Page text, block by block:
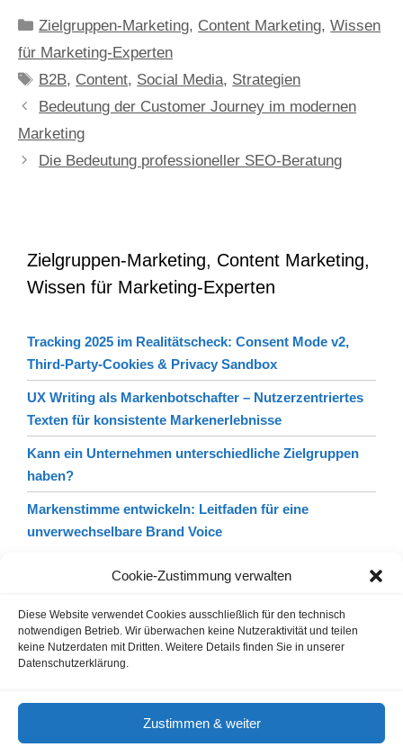
Cookie-Zustimmung verwalten
Diese Website verwendet Cookies ausschließlich für den technisch
notwendigen Betrieb. Wir überwachen keine Nutzeraktivität und teilen
keine Nutzerdaten mit Dritten. Weitere Details finden Sie in unserer
Datenschutzerklärung.
Zustimmen & weiter
Kategorien
Zielgruppen-Marketing, Content Marketing,Wissen
für Marketing-Experten
Schlagwörter
B2B, Content, Social Media, Strategien
Bedeutung der Customer Journey im modernen
Marketing
Die Bedeutung professioneller SEO-Beratung
Zielgruppen-Marketing, Content Marketing,
Wissen für Marketing-Experten
Tracking 2025 im Realitätscheck: Consent Mode v2,
Third-Party-Cookies & Privacy Sandbox
UX Writing als Markenbotschafter – Nutzerzentriertes
Texten für konsistente Markenerlebnisse
Kann ein Unternehmen unterschiedliche Zielgruppen
haben?
Markenstimme entwickeln: Leitfaden für eine
unverwechselbare Brand Voice
Gastautoren / Gastartikel
Impressum & Datenschutz